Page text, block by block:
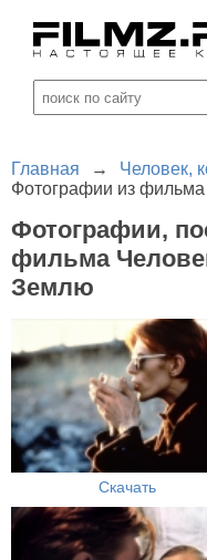
Главная → Человек,
Фотографии из
Фотографии,
фильма
Землю
Скачать